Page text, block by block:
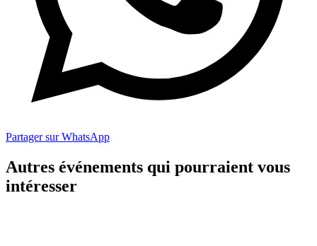
Partager sur WhatsApp
Autres événements qui pourraient vous
intéresser